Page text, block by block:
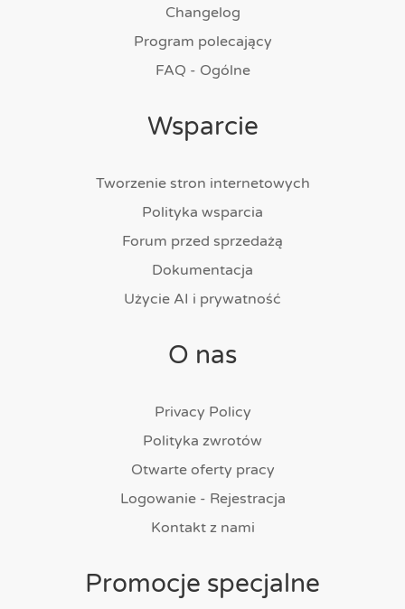
Changelog
Program polecający
FAQ - Ogólne
Wsparcie
Tworzenie stron internetowych
Polityka wsparcia
Forum przed sprzedażą
Dokumentacja
Użycie AI i prywatność
O nas
Privacy Policy
Polityka zwrotów
Otwarte oferty pracy
Logowanie - Rejestracja
Kontakt z nami
Promocje specjalne